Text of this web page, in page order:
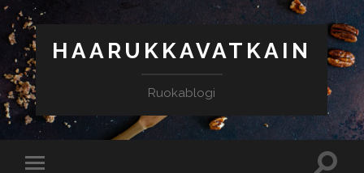
HAARUKKAVATKAIN
Ruokablogi